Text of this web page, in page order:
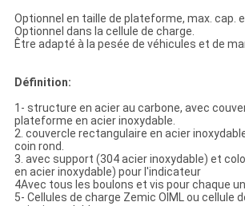
Optionnel en taille de plateforme, max. cap.
Optionnel dans la cellule de charge.
Être adapté à la pesée de véhicules et de
Définition:
1- structure en acier au carbone, avec
plateforme en acier inoxydable.
2. couvercle rectangulaire en acier
coin rond.
3. avec support (304 acier inoxydable) et
en acier inoxydable) pour l'indicateur
4Avec tous les boulons et vis pour chaque
5- Cellules de charge Zemic OIML ou cellule